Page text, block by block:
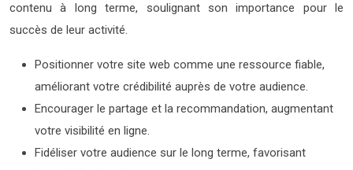
contenu à long terme, soulignant son importance pour le
succès de leur activité.
Positionner votre site web comme une ressource fiable,
améliorant votre crédibilité auprès de votre audience.
Encourager le partage et la recommandation, augmentant
votre visibilité en ligne.
Fidéliser votre audience sur le long terme, favorisant